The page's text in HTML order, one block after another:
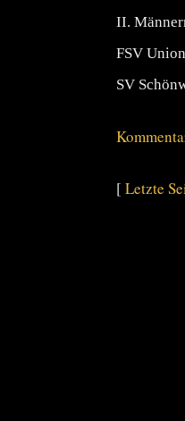
II.
FSV
SV
[ Letzte